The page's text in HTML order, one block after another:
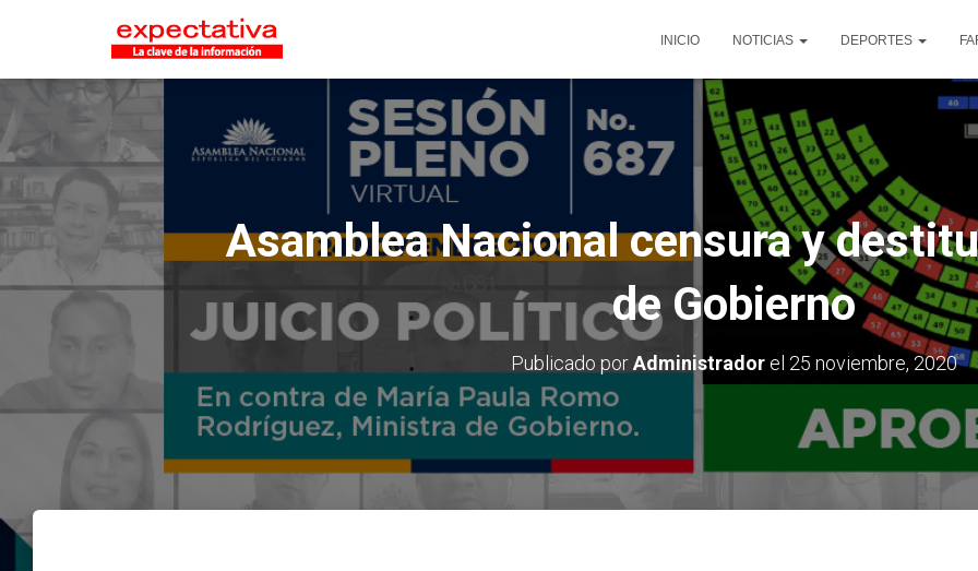
INICIO NOTICIAS DEPORTES
Asamblea Nacional censura y
de Gobierno
Publicado porAdministradorel 25 noviembre, 2020